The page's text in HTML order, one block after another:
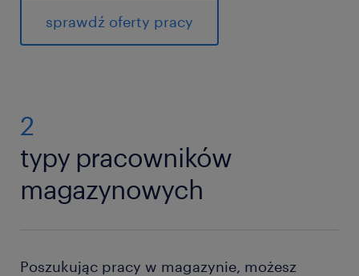
sprawdź oferty pracy
2
typy pracowników
magazynowych
Poszukując pracy w magazynie, możesz